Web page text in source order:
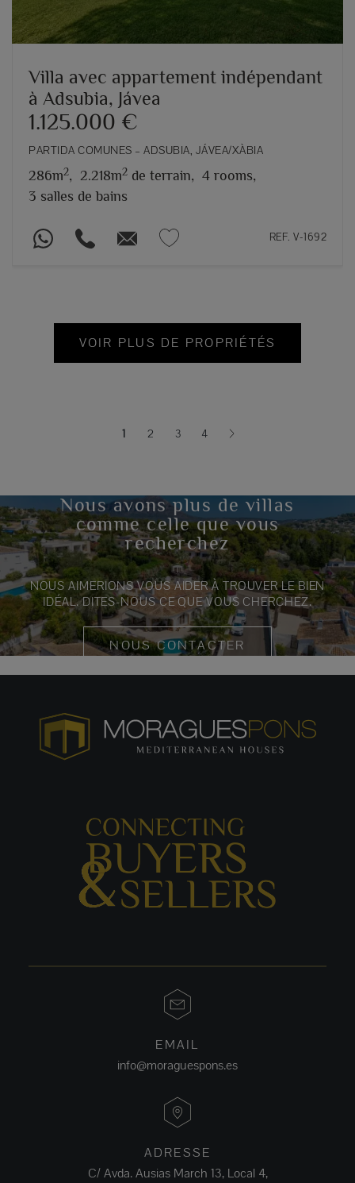
Villa avec appartement indépendant
à Adsubia, Jávea
1.125.000 €
PARTIDA COMUNES – ADSUBIA, JÁVEA/XÀBIA
286m2, 2.218m2 de terrain, 4 rooms,
3 salles de bains
REF. V-1692
VOIR PLUS DE PROPRIÉTÉS
1(current)
2 3 4
Nous avons plus de villas
comme celle que vous
recherchez
NOUS AIMERIONS VOUS AIDER À TROUVER LE BIEN
IDÉAL. DITES-NOUS CE QUE VOUS CHERCHEZ.
NOUS CONTACTER
EMAIL
info@moraguespons.es
ADRESSE
C/ Avda. Ausias March 13, Local 4,